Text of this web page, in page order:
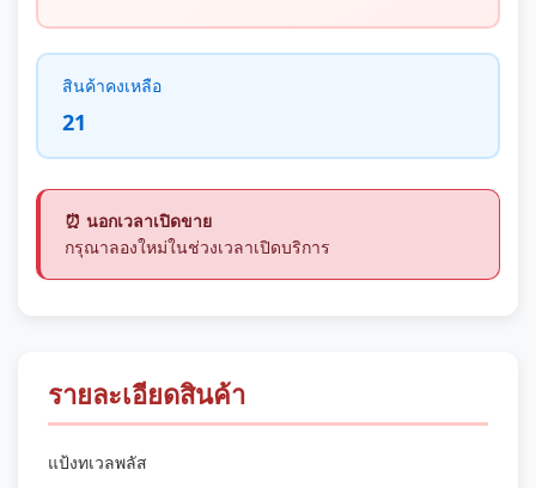
สินค้าคงเหลือ
21
⏰ นอกเวลาเปิดขาย
กรุณาลองใหม่ในช่วงเวลาเปิดบริการ
รายละเอียดสินค้า
แป้งทเวลพลัส